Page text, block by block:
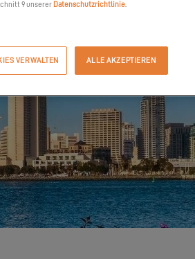
9 unserer Datenschutzrichtlinie.
VERWALTEN ALLE AKZEPTIEREN